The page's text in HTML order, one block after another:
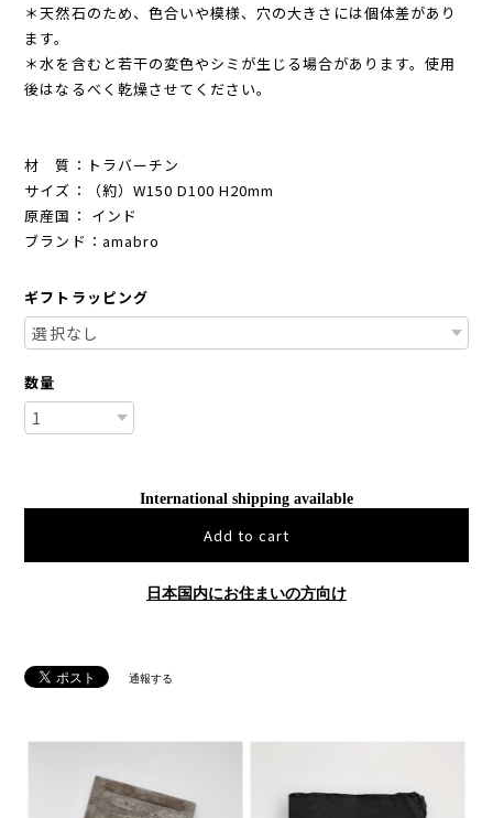
＊天然石のため、色合いや模様、穴の大きさには個体差があり
ます。
＊水を含むと若干の変色やシミが生じる場合があります。使用
後はなるべく乾燥させてください。
材 質：トラバーチン
サイズ：（約）W150 D100 H20mm
原産国： インド
ブランド：amabro
ギフトラッピング
数量
International shipping available
Add to cart
日本国内にお住まいの方向け
通報する